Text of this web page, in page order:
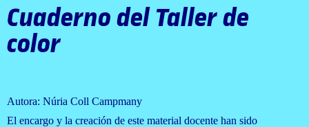
Cuaderno del Taller de
color
Autora: Núria Coll Campmany
El encargo y la creación de este material docente han sido